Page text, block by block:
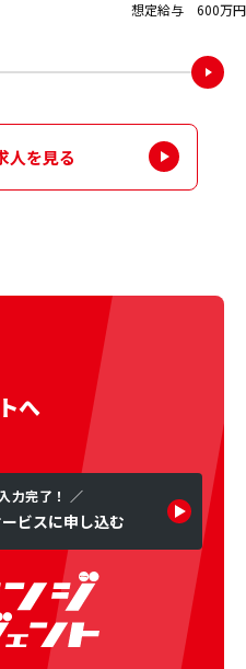
想定給与 600万
人を見る
へ
力完了！ ／
ビスに申し込む